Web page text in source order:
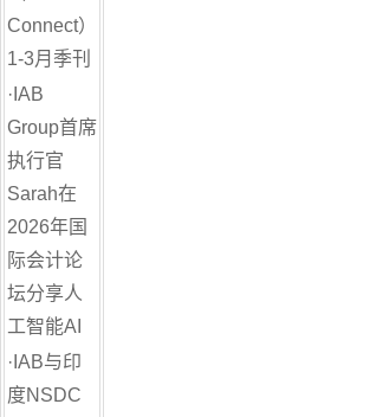
Connect）
1-3月季刊
· IAB
Group首席
执行官
Sarah在
2026年国
际会计论
坛分享人
工智能AI
· IAB与印
度NSDC